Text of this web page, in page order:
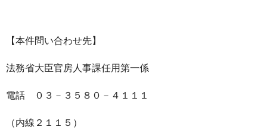
【本件問い合わせ先】
法務省大臣官房人事課任用第一係
電話 ０３－３５８０－４１１１
（内線２１１５）